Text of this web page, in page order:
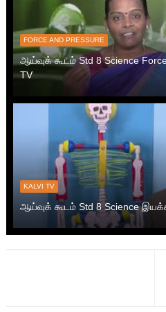
FORCE AND PRESSURE
ஆய்வுக் கூடம் Std 8 Science
TV
KALVI TV
ஆய்வுக் கூடம் Std 8 Science